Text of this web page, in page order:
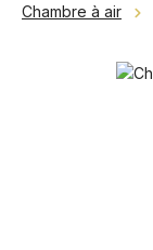
Chambre à air
Ignorer la galerie